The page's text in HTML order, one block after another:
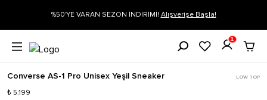
Siparişin 1-3 iş günü içerisinde kargoya verilecektir.
1
Converse AS-1 Pro Unisex Yeşil Sneaker LOW TOP
₺ 5.199